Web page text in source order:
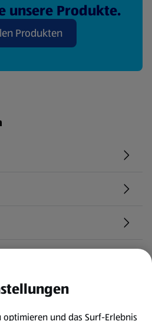
unsere Produkte.
Produkten
optimieren und das Surf-Erlebnis